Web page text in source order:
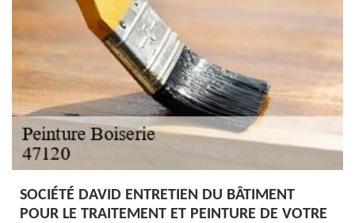
SOCIÉTÉ DAVID ENTRETIEN DU BÂTIMENT
POUR LE TRAITEMENT ET PEINTURE DE VOTRE